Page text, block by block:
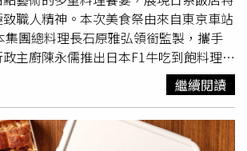
味噌湯、漬物與和風點心，價格最低的
腿龍田揚小米味噌懷石籠」。空間設計
以小家庭、長輩與商務客為主，「菜
式與現代感，營造通透俐落又帶有溫度
有適合小家庭的沙發區，也有方便多人
廂空間，滿足不同客群需求。吉豚屋針
三款人氣餐點優惠，8/5～8/31單筆消費
為客人飲用水與煮米水，此來自南投埔
汙染岩層的水源，水質純淨甘潤；米飯
特別採日式烹煮手法保留米粒完整；用
蛋，則選自獲得台灣唯二生食級認證的
黃飽滿、蛋香濃郁；主角豬排則選自台
從飼糧、畜產環境、屠宰等層層把關，
求進行低溫熟成，也使用集團升級導入的
職人精神。本次美食祭由來自東京車站
集團總料理長石原雅弘領銜監製，攜手
主廚陳永儒推出日本F1牛吃到飽料理、
郡司行雄操刀鰻魚會席、中華料理名廚
理、點心房主廚黃柏欽則獻上以山形縣
的夏季下午茶，五大主廚陣容貫穿日、
用、料理技術到擺盤設計無不講究，堪稱
繼續閱讀